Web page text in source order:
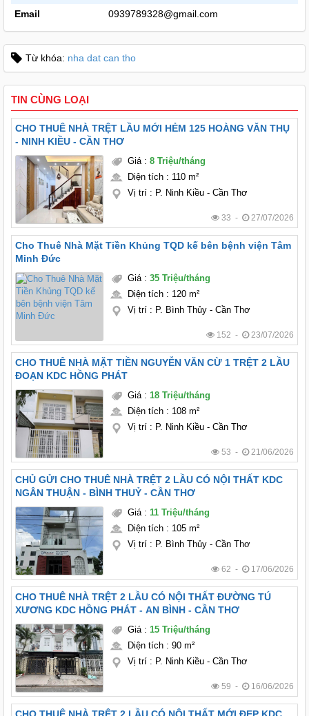
Email
0939789328@gmail.com
Từ khóa: nha dat can tho
TIN CÙNG LOẠI
CHO THUÊ NHÀ TRỆT LẦU MỚI HẺM 125 HOÀNG VĂN THỤ
- NINH KIỀU - CẦN THƠ
Giá: 8 Triệu/tháng
Diện tích: 110 m²
Vị trí: P. Ninh Kiều - Cần Thơ
33 - 27/07/2026
Cho Thuê Nhà Mặt Tiền Khủng TQD kế bên bệnh viện Tâm
Minh Đức
Giá: 35 Triệu/tháng
Diện tích: 120 m²
Vị trí: P. Bình Thủy - Cần Thơ
152 - 23/07/2026
CHO THUÊ NHÀ MẶT TIỀN NGUYỄN VĂN CỪ 1 TRỆT 2 LẦU
ĐOẠN KDC HỒNG PHÁT
Giá: 18 Triệu/tháng
Diện tích: 108 m²
Vị trí: P. Ninh Kiều - Cần Thơ
53 - 21/06/2026
CHỦ GỬI CHO THUÊ NHÀ TRỆT 2 LẦU CÓ NỘI THẤT KDC
NGÂN THUẬN - BÌNH THUỶ - CẦN THƠ
Giá: 11 Triệu/tháng
Diện tích: 105 m²
Vị trí: P. Bình Thủy - Cần Thơ
62 - 17/06/2026
CHO THUÊ NHÀ TRỆT 2 LẦU CÓ NỘI THẤT ĐƯỜNG TÚ
XƯƠNG KDC HỒNG PHÁT - AN BÌNH - CẦN THƠ
Giá: 15 Triệu/tháng
Diện tích: 90 m²
Vị trí: P. Ninh Kiều - Cần Thơ
59 - 16/06/2026